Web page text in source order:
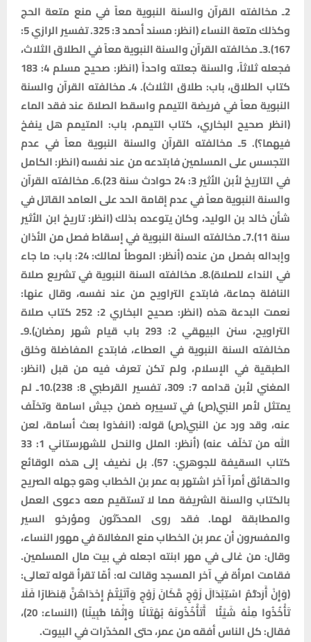
2ـ مخالفته القرآن والسنة النبوية معاً في منع متعة الحج
وكذلك متعة النساء (انظر: مسند أحمد 3: 325. تفسير الرازي 5:
167).3ـ مخالفته القرآن والسنة النبوية معاً في الطلاق الثلاث،
فجعله ثلاثاً، والسنة جعلته واحداً (انظر: صحيح مسلم 4: 183
كتاب الطلاق، باب: طلاق الثلاث). 4ـ مخالفته القرآن والسنة
النبوية معاً في فريضة التيمم واسقط الصلاة عند فقد الماء
(انظر صحيح البخاري، كتاب التيمم، باب: المتيمم هل ينفخ
فيهما؟). 5ـ مخالفته القرآن والسنة النبوية معاً في عدم
التجسس على المسلمين فابتدعه من عند نفسه (انظر: الكامل
في التاريخ لأبن الأثير 3: 24 حوادث سنة 23).6ـ مخالفته القرآن
والسنة النبوية معاً في عدم إقامة الحد على العامد القاتل في
شأن خالد بن الوليد، وكان يتوعده بذلك (انظر: تاريخ ابن الأثير
سنة 11).7ـ مخالفته السنة النبوية في إسقاط فصل من الأذان
وإبداله بفصل من عنده (أنظر: الموطأ لمالك: 24: باب: ما جاء
في النداء للصلاة).8ـ مخالفته السنة النبوية في تشريع صلاة
النافلة جماعة، فابتدع التراويح من عند نفسه، وقال عنها:
نعمت البدعة هذه (انظر: صحيح البخاري 2: 252 كتاب صلاة
التراويح، سنن البيهقي 2: 293 باب قيام شهر رمضان).9ـ
مخالفته السنة النبوية في العطاء، فابتدع المفاضلة وخلق
الطبقية في الإسلام، ولم تكن تعرف فيه من قبل (انظر:
المغني لأبن قدامه 7: 309، تفسير القرطبي 8: 238).10ـ لم
يمتثل لأمر النبي(ص) في تسييره ضمن جيش اسامة وتخلّف
عنه، وقد ورد عن النبي(ص) قوله: (انفذوا بعث أسامة، لعن
الله من تخلّف عنه) (أنظر: الملل والنحل للشهرستاني 1: 33
كتاب السقيفة للجوهري: 57). بل نضيف إلى هذه الوقائع
والحقائق أمراً آخر اشتهر به عمر بن الخطاب وهو جهله الصريح
بالكتاب والسنة الشريفة مما لا تستقيم معه دعوى العمل
والمطابقة لهما. فقد روى المحدّثون ومؤرخو السير
والمفسرون أن عمر بن الخطاب منع المغالاة في مهور النساء،
وقال: من غالى في مهر ابنته اجعله في بيت مال المسلمين.
فقامت امرأة في آخر المسجد وقالت له: أمّا تقرأ قوله تعالى:
(وَإِنْ أَرَدتُّمُ اسْتِبْدَالَ زَوْجٍ مَّكَانَ زَوْجٍ وَآتَيْتُمْ إِحْدَاهُنَّ قِنطَارًا فَلَا
تَأْخُذُوا مِنْهُ شَيْئًا أَتَأْخُذُونَهُ بُهْتَانًا وَإِثْمًا مُّبِينًا) (النساء: 20)،
فقال: كل الناس أفقه من عمر، حتى المخدّرات في البيوت.